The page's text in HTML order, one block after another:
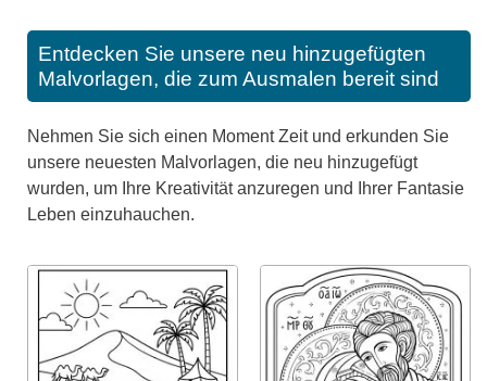
Entdecken Sie unsere neu hinzugefügten
Malvorlagen, die zum Ausmalen bereit sind
Nehmen Sie sich einen Moment Zeit und erkunden Sie
unsere neuesten Malvorlagen, die neu hinzugefügt
wurden, um Ihre Kreativität anzuregen und Ihrer Fantasie
Leben einzuhauchen.